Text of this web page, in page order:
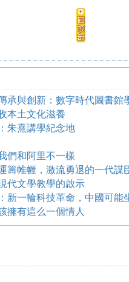
本土文化滋養
朱熹講學紀念地
們和阿里不一樣
籌帷幄，激流勇退的一代謀
代文學教學的啟示
新一輪科技革命，中國可能
擁有這么一個情人